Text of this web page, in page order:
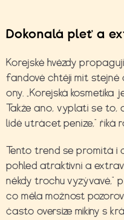
Dokonalá pleť a
Korejské hvězdy
fandové chtějí mít stejně
ony. „Korejská kosmetika
Takže ano, vyplatí se to,
lidé utrácet peníze,“ říká
Tento trend se promítá i
pohled atraktivní a
někdy trochu vyzývavé,“
co měla možnost
často oversize mikiny s